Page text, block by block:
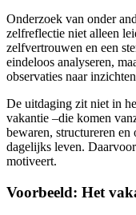
Onderzoek van onder
zelfreflectie niet alleen
zelfvertrouwen en een
eindeloos analyseren,
observaties naar
De uitdaging zit niet in
vakantie –die komen
bewaren, structureren en
dagelijks leven.
motiveert.
Voorbeeld: Het